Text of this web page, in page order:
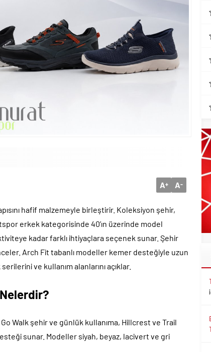
A+ A-
hafif malzemeyle birleştirir. Koleksiyon şehir,
erkek kategorisinde 40’ın üzerinde model
kadar farklı ihtiyaçlara seçenek sunar. Şehir
Arch Fit tabanlı modeller kemer desteğiyle uzun
ve kullanım alanlarını açıklar.
Walk şehir ve günlük kullanıma, Hillcrest ve Trail
sunar. Modeller siyah, beyaz, lacivert ve gri